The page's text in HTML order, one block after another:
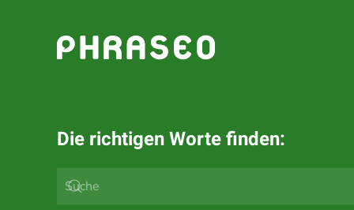
Zum Hauptinhalt springen
Die richtigen Worte finden: